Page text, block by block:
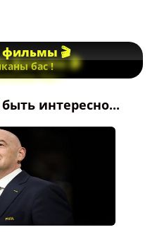
🎬
бас !
интересно...